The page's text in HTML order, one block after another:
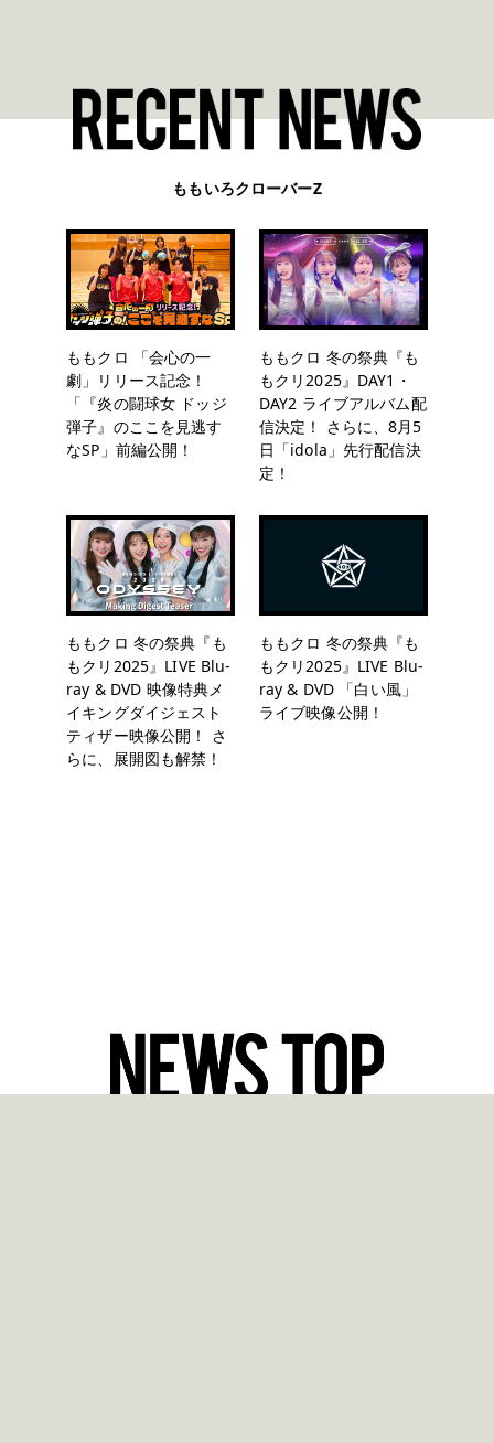
ももいろクローバーZ
ももクロ 「会心の一
劇」リリース記念！
「『炎の闘球女 ドッジ
弾子』のここを見逃す
なSP」前編公開！
ももクロ 冬の祭典『も
もクリ2025』DAY1・
DAY2 ライブアルバム配
信決定！ さらに、8月5
日「idola」先行配信決
定！
ももクロ 冬の祭典『も
もクリ2025』LIVE Blu-
ray & DVD 映像特典メ
イキングダイジェスト
ティザー映像公開！ さ
らに、展開図も解禁！
ももクロ 冬の祭典『も
もクリ2025』LIVE Blu-
ray & DVD 「白い風」
ライブ映像公開！